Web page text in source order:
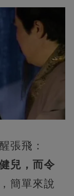
張飛：
兒，而令
，簡單來說